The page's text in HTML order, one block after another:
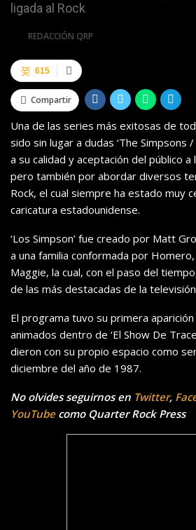
ligada al Rock
REDACCIÓN QRP
615
Compartir
Una de las series más exitosas de
sido sin lugar a dudas ‘The Simpsons
a su calidad y aceptación del público
pero también por abordar diversos
Rock, el cual siempre ha estado muy
caricatura estadounidense.
‘Los Simpson’ fue creado por Matt
a una familia conformada por
Maggie, la cual, con el paso del
de las más destacadas de la
El programa tuvo su primera
animados dentro de ‘El Show De
dieron con su propio espacio como
diciembre del año de 1987.
No olvides seguirnos en Twitter,
YouTubecomo Quarter Rock Press